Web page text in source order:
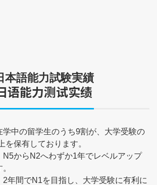
本語能力試験実績
语能力测试实绩
学中の留学生のうち9割が、大学受験の
を保有しております。
N5からN2へわずか1年でレベルアップ
年間でN1を目指し、大学受験に有利に